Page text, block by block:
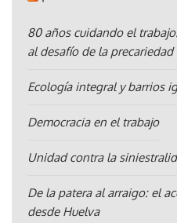
80 años cuidando el
al desafío de la precariedad
Ecología integral y barrios
Democracia en el trabajo
Unidad contra la
De la patera al arraigo: el
desde Huelva